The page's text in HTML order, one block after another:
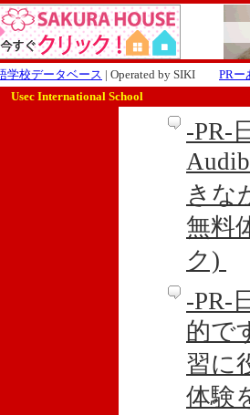
学校データベース | Operated by SIKI PRー
Usec International School
-PR-
きな
無料
ク)
-PR-
的で
習に
体験